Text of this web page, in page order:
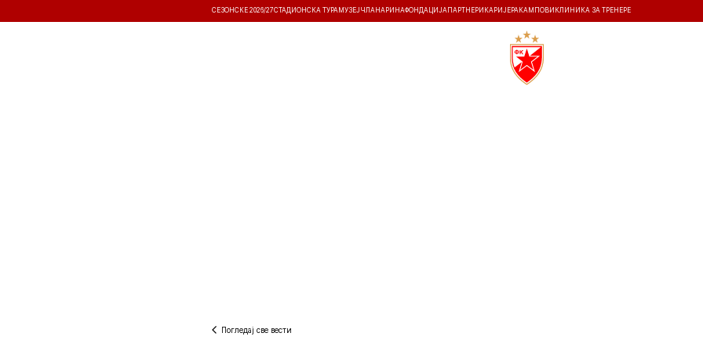
СЕЗОНСКЕ 2026/27СТАДИОНСКА ТУРА МУЗЕЈ ЧЛАНАРИНАФОНДАЦИЈА ПАРТНЕРИ КАРИЈЕРА КАМПОВИ КЛИНИКА ЗА ТРЕНЕРЕ
Погледај све вести